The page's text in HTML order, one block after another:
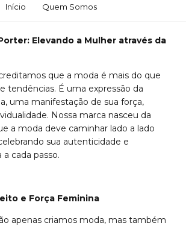
Início Quem Somos
Elevando a Mulher através da
que a moda é mais do que
tendências. É uma expressão da
uma manifestação de sua força,
Nossa marca nasceu da
a moda deve caminhar lado a lado
sua autenticidade e
cada passo.
e Força Feminina
apenas criamos moda, mas também